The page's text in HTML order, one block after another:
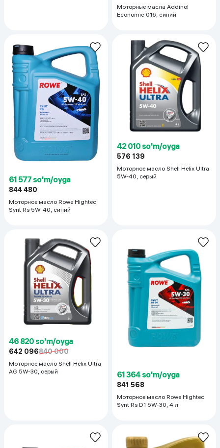
Моторные масла Addinol
Economic 016, синий
61 577 so'm/oyga
844 480
Моторное масло Rowe Hightec
Synt Rs 5W-40, синий
42 010 so'm/oyga
576 139
Моторное масло Shell Helix Ultra
5W-40, серый
46 820 so'm/oyga
642 096840 000
Моторное масло Shell Helix Ultra
AG 5W-30, серый
61 364 so'm/oyga
841 568
Моторное масло Rowe Hightec
Synt Rs D1 5W-30, 4 л